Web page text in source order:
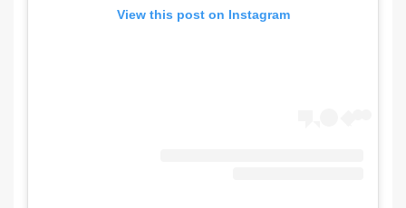
View this post on Instagram